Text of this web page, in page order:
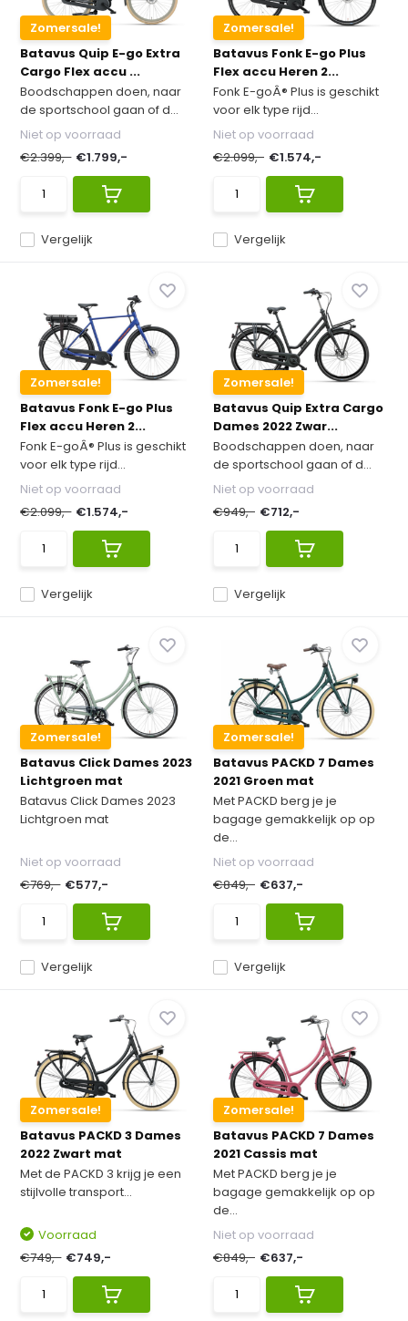
Zomersale!
Batavus Quip E-go Extra
Cargo Flex accu ...
Boodschappen doen, naar
de sportschool gaan of d...
Vergelijk
Niet op voorraad
€2.399,- €1.799,-
Zomersale!
Batavus Fonk E-go Plus
Flex accu Heren 2...
Fonk E-goÂ® Plus is geschikt
voor elk type rijd...
Vergelijk
Niet op voorraad
€2.099,- €1.574,-
Zomersale!
Batavus Fonk E-go Plus
Flex accu Heren 2...
Fonk E-goÂ® Plus is geschikt
voor elk type rijd...
Vergelijk
Niet op voorraad
€2.099,- €1.574,-
Zomersale!
Batavus Quip Extra Cargo
Dames 2022 Zwar...
Boodschappen doen, naar
de sportschool gaan of d...
Vergelijk
Niet op voorraad
€949,- €712,-
Zomersale!
Batavus Click Dames 2023
Lichtgroen mat
Batavus Click Dames 2023
Lichtgroen mat
Vergelijk
Niet op voorraad
€769,- €577,-
Zomersale!
Batavus PACKD 7 Dames
2021 Groen mat
Met PACKD berg je je
bagage gemakkelijk op op
de...
Vergelijk
Niet op voorraad
€849,- €637,-
Zomersale!
Batavus PACKD 3 Dames
2022 Zwart mat
Met de PACKD 3 krijg je een
stijlvolle transport...
Voorraad
€749,- €749,-
Zomersale!
Batavus PACKD 7 Dames
2021 Cassis mat
Met PACKD berg je je
bagage gemakkelijk op op
de...
Niet op voorraad
€849,- €637,-